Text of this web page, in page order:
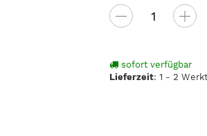
sofort verfügbar
Lieferzeit:1 - 2